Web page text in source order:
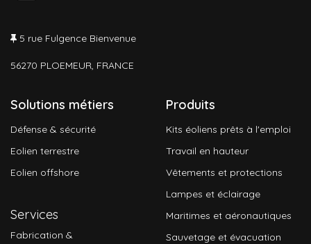
5 rue Fulgence Bienvenue
56270 PLOEMEUR, FRANCE
Solutions métiers
Défense & sécurité
Eolien terrestre
Eolien offshore
Services
Fabrication &
Produits
Kits éoliens prêts à l'emploi
Travail en hauteur
Vêtements et protections
Lampes et éclairage
Maritimes et aéronautiques
Sauvetage et évacuation